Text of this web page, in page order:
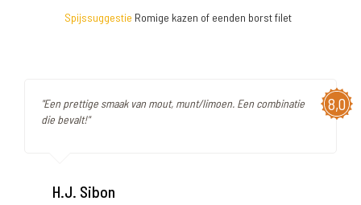
Spijssuggestie Romige kazen of eenden borst filet
8,0
"Een prettige smaak van mout, munt/limoen. Een combinatie
die bevalt!"
H.J. Sibon